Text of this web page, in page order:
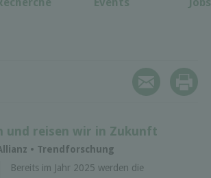
und reisen wir in Zukunft
• Trendforschung
Bereits im Jahr 2025 werden die